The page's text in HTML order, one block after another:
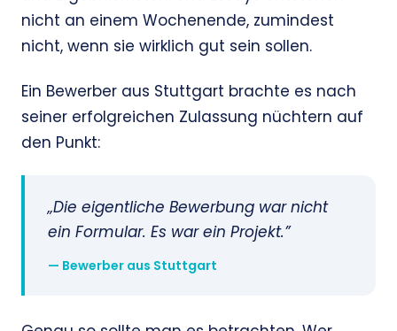
nicht an einem Wochenende, zumindest
nicht, wenn sie wirklich gut sein sollen.
Ein Bewerber aus Stuttgart brachte es nach
seiner erfolgreichen Zulassung nüchtern auf
den Punkt:
„Die eigentliche Bewerbung war nicht
ein Formular. Es war ein Projekt.”
— Bewerber aus Stuttgart